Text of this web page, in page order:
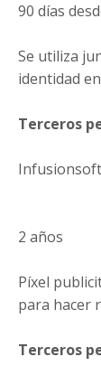
90 días
Se utiliza
identidad
Terceros
2 años
Píxel
para hacer
Terceros